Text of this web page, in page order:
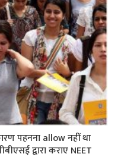
पहनना allow नहीं था
द्वारा कराए NEET